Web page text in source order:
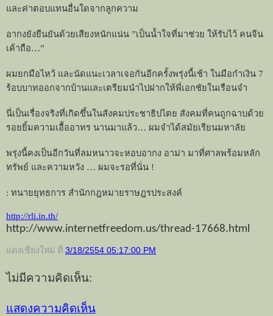
และค่าตอบแทนอื่นใดจากลูกความ
อากงยังยืนยันด้วยเสียงหนักแน่น ”เป็นน้ำใจที่มาช่วย ให้รับไว้ คนจีน
เค้าถือ…”
ผมยกมือไหว้ และนัดแนะเวลาเจอกันอีกครั้งพรุ่งนี้เช้า ในมือกำเงิน 7
ร้อบบาทออกจากบ้านและเตรียมนำไปฝากให้พี่เอกชัยในเรือนจำ
นี่เป็นเรื่องจริงที่เกิดขึ้นในสังคมประชาธิปไตย สังคมที่คนถูกฉาบด้วย
รอยยิ้มความเอื้ออาทร นานมาแล้ว… ผมจำได้สมัยเรียนมหาลัย
พรุ่งนี้คงเป็นอีกวันที่ลมหนาวจะหอบอากง อาม่า มาที่ศาลพร้อมหลัก
ทรัพย์ และความหวัง … ผมจะรอที่นั่น !
: ทนายยุทธการ สำนักกฎหมายราษฎรประสงค์
http://rli.in.th/
http://www.internetfreedom.us/thread-17668.html
แดงเชียงใหม่ ที่ 3/18/2554 05:17:00 PM
ไม่มีความคิดเห็น:
แสดงความคิดเห็น